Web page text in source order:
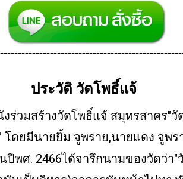
ประวัติ วัดโพธิ์แจ้
วมสร้างวัดโพธิ์แจ้ สมุทรสาคร"
โดยมีนายยิ้ม จูพราย,นายแดง จู
ปีพศ. 2466ได้จารึกนามของวัดว่